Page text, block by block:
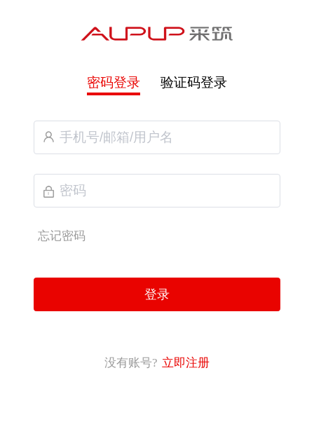
密码登录 验证码登录
忘记密码
登录
没有账号? 立即注册